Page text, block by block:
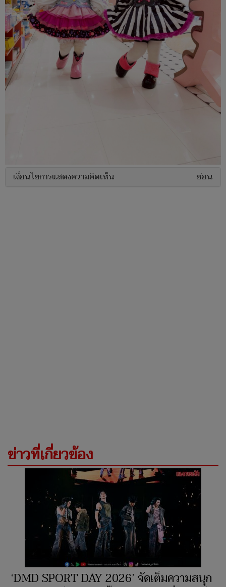
เงื่อนไขการแสดงความคิดเห็น ซ่อน
ข่าวที่เกี่ยวข้อง
‘DMD SPORT DAY 2026’ จัดเต็มความสนุก